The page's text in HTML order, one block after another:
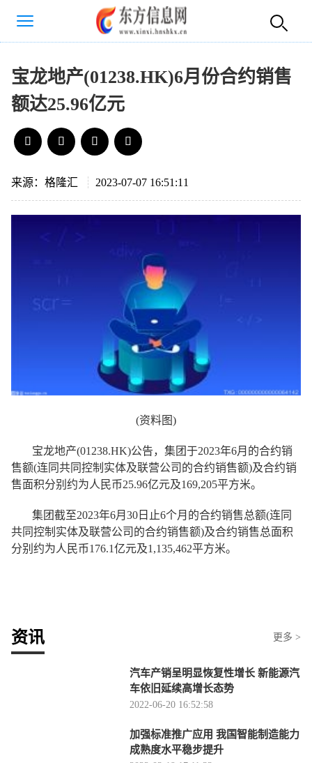
宝龙地产(01238.HK)6月份合约销售
额达25.96亿元
来源：格隆汇 2023-07-07 16:51:11
(资料图)
宝龙地产(01238.HK)公告，集团于2023年6月的合约销
售额(连同共同控制实体及联营公司的合约销售额)及合约销
售面积分别约为人民币25.96亿元及169,205平方米。
集团截至2023年6月30日止6个月的合约销售总额(连同
共同控制实体及联营公司的合约销售额)及合约销售总面积
分别约为人民币176.1亿元及1,135,462平方米。
资讯 更多 >
汽车产销呈明显恢复性增长 新能源汽
车依旧延续高增长态势
2022-06-20 16:52:58
加强标准推广应用 我国智能制造能力
成熟度水平稳步提升